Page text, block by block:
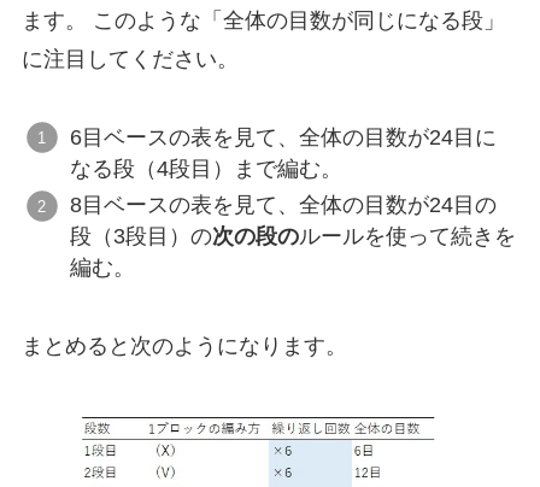
ます。 このような「全体の目数が同じになる段」
に注目してください。
6目ベースの表を見て、全体の目数が24目に
なる段（4段目）まで編む。
8目ベースの表を見て、全体の目数が24目の
段（3段目）の次の段のルールを使って続きを
編む。
まとめると次のようになります。